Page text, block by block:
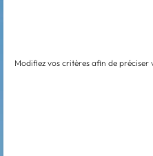
Modifiez vos critères afin de préciser